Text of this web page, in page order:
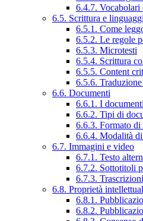
6.4.7. Vocabolari
6.5. Scrittura e
6.5.1. Come
6.5.2. Le regole
6.5.3. Microtesti
6.5.4. Scrittura
6.5.5. Content
6.5.6.
6.6. Documenti
6.6.1. I
6.6.2. Tipi di
6.6.3. Formato
6.6.4. Modalità
6.7. Immagini e video
6.7.1. Testo
6.7.2. Sottotitoli
6.7.3.
6.8. Proprietà
6.8.1.
6.8.2.